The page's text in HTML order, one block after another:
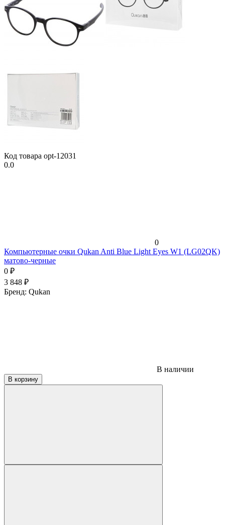
Код товара opt-12031
0.0
0
Компьютерные очки Qukan Anti Blue Light Eyes W1 (LG02QK)
матово-черные
0 ₽
3 848 ₽
Бренд: Qukan
В наличии
В корзину